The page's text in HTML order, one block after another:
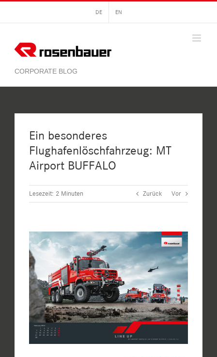
springen
DE EN
Ein besonderes
Flughafenlöschfahrzeug: MT
Airport BUFFALO
Lesezeit: 2 Minuten Zurück Vor
Zeige
grösseres
Bild